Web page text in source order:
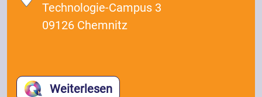
Technologie-Campus 3
09126 Chemnitz
Weiterlesen